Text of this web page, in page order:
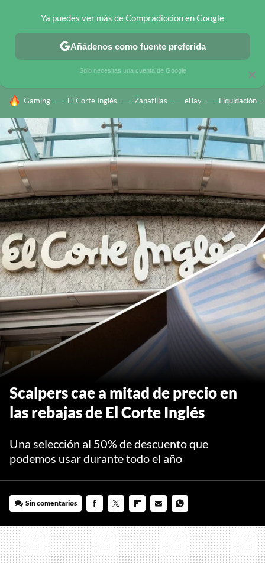
CHOLLOS TELEGRAM OFERTAS EN MÓVILES OFERTAS EN
HOY SE HABLA DE
Gaming El Corte Inglés Zapatillas eBay Liquidación
Scalpers cae a mitad de precio en
las rebajas de El Corte Inglés
Una selección al 50% de descuento que
podemos usar durante todo el año
Sin comentarios
MAIL
×
Ya puedes ver más de Compradiccion en Google
Añádenos como fuente preferida
Solo necesitas una cuenta de Google